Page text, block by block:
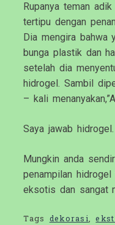
Rupanya teman
tertipu dengan
Dia mengira bahwa
bunga plastik dan
setelah dia
hidrogel. Sambil
– kali
Saya jawab hidrogel.
Mungkin anda
penampilan
eksotis dan sangat
Tags dekorasi ,